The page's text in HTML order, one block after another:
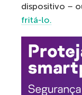
dispositivo –
fritá-lo.